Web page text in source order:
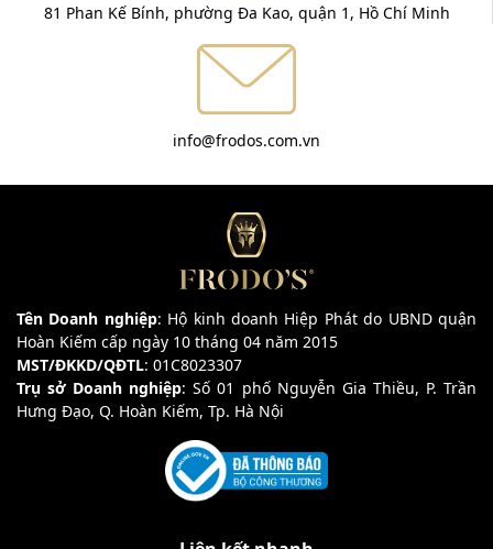
81 Phan Kế Bính, phường Đa Kao, quận 1, Hồ Chí Minh
info@frodos.com.vn
Tên Doanh nghiệp: Hộ kinh doanh Hiệp Phát do UBND quận
Hoàn Kiếm cấp ngày 10 tháng 04 năm 2015
MST/ĐKKD/QĐTL: 01C8023307
Trụ sở Doanh nghiệp: Số 01 phố Nguyễn Gia Thiều, P. Trần
Hưng Đạo, Q. Hoàn Kiếm, Tp. Hà Nội